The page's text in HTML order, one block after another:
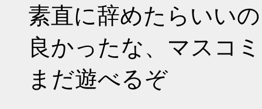
素直に辞めたらいい
良かったな、マスコミ
まだ遊べるぞ